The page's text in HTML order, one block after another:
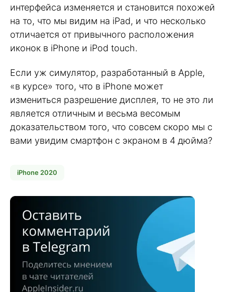
интерфейса изменяется и становится похожей
на то, что мы видим на iPad, и что несколько
отличается от привычного расположения
иконок в iPhone и iPod touch.
Если уж симулятор, разработанный в Apple,
«в курсе» того, что в iPhone может
измениться разрешение дисплея, то не это ли
является отличным и весьма весомым
доказательством того, что совсем скоро мы с
вами увидим смартфон с экраном в 4 дюйма?
iPhone 2020